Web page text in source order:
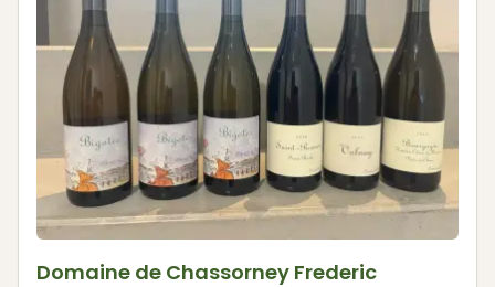
Domaine de Chassorney Frederic